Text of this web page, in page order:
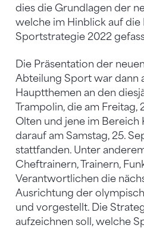
dies die Grundlagen der
welche im Hinblick auf die
Sportstrategie 2022
Die Präsentation der
Abteilung Sport war dann
Hauptthemen an den
Trampolin, die am Freitag,
Olten und jene im Bereich
darauf am Samstag, 25.
stattfanden. Unter
Cheftrainern, Trainern,
Verantwortlichen die
Ausrichtung der
und vorgestellt. Die
aufzeichnen soll, welche